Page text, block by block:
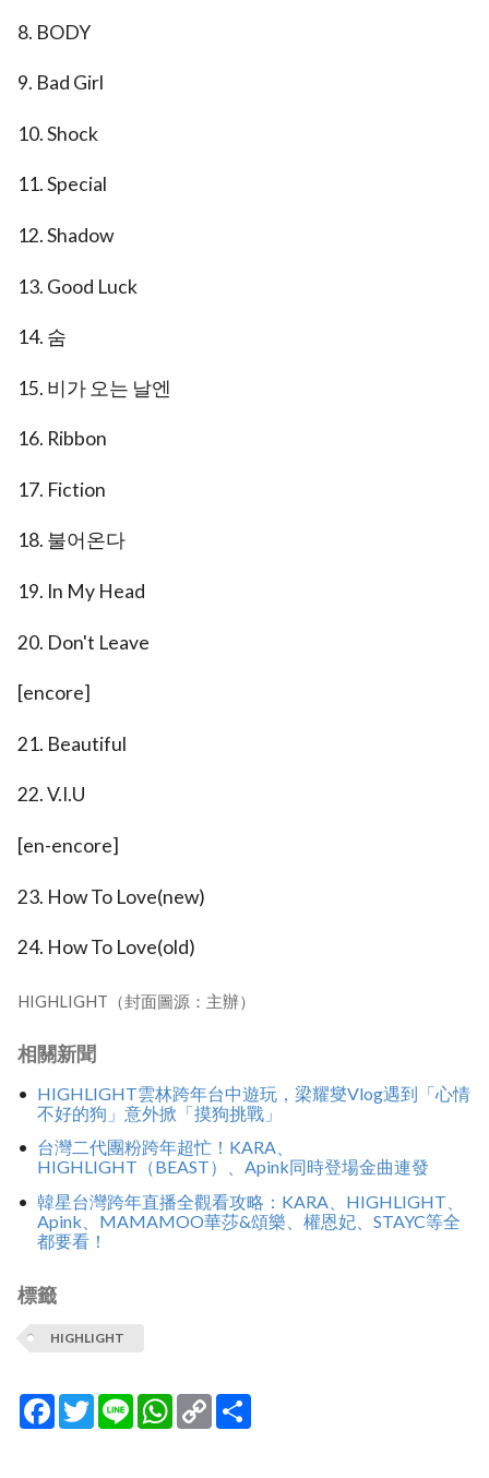
8. BODY
9. Bad Girl
10. Shock
11. Special
12. Shadow
13. Good Luck
14. 숨
15. 비가 오는 날엔
16. Ribbon
17. Fiction
18. 불어온다
19. In My Head
20. Don't Leave
[encore]
21. Beautiful
22. V.I.U
[en-encore]
23. How To Love(new)
24. How To Love(old)
HIGHLIGHT（封面圖源：主辦）
相關新聞
HIGHLIGHT雲林跨年台中遊玩，梁耀燮Vlog遇到「心情
不好的狗」意外掀「摸狗挑戰」
台灣二代團粉跨年超忙！KARA、
HIGHLIGHT（BEAST）、Apink同時登場金曲連發
韓星台灣跨年直播全觀看攻略：KARA、HIGHLIGHT、
Apink、MAMAMOO華莎&頌樂、權恩妃、STAYC等全
都要看！
標籤
HIGHLIGHT
Facebook
TwitterLine WhatsApp
Copy
Link